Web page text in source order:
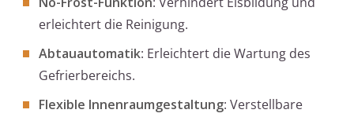
erleichtert die Reinigung.
Abtauautomatik: Erleichtert die Wartung des
Gefrierbereichs.
Flexible Innenraumgestaltung: Verstellbare